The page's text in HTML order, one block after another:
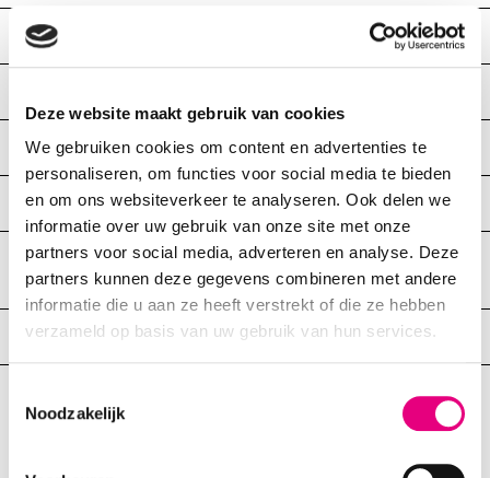
Deze website maakt gebruik van cookies
We gebruiken cookies om content en advertenties te
personaliseren, om functies voor social media te bieden
en om ons websiteverkeer te analyseren. Ook delen we
informatie over uw gebruik van onze site met onze
partners voor social media, adverteren en analyse. Deze
partners kunnen deze gegevens combineren met andere
informatie die u aan ze heeft verstrekt of die ze hebben
verzameld op basis van uw gebruik van hun services.
Noodzakelijk
Hoe kan ik een artikel ruilen?
Hoe lang duurt de verwerking van een retour?
Hoe lang heb ik de tijd om te retourneren?
Ik heb een pakket geretourneerd, maar heb geen
bevestiging gekregen?
Ik woon in het buitenland, hoe kan ik retourneren?